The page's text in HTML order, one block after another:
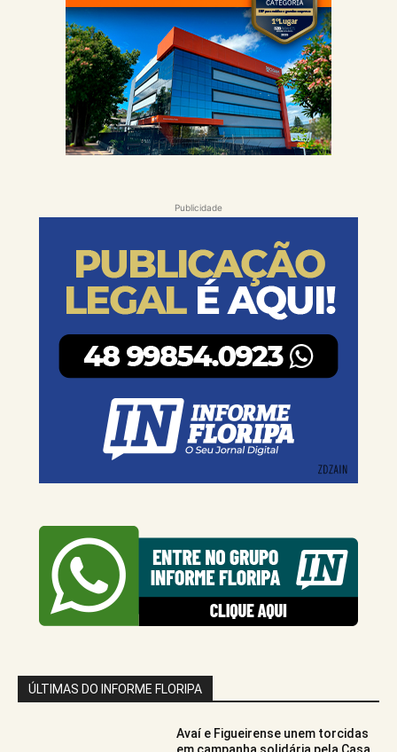
Publicidade
ÚLTIMAS DO INFORME FLORIPA
Avaí e Figueirense unem torcidas
em campanha solidária pela Casa